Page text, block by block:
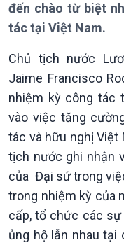
Giới thiệu
đến chào từ biệt
tác tại Việt Nam.
Chủ tịch nước
Jaime Francisco
nhiệm kỳ công tác
vào việc tăng
tác và hữu nghị Việt
tịch nước ghi nhận
của Đại sứ trong
trong nhiệm kỳ của
cấp, tổ chức các sự
ủng hộ lẫn nhau